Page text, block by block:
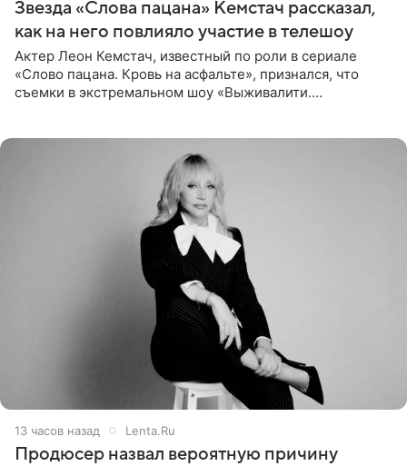
Звезда «Слова пацана» Кемстач рассказал,
как на него повлияло участие в телешоу
Актер Леон Кемстач, известный по роли в сериале
«Слово пацана. Кровь на асфальте», признался, что
съемки в экстремальном шоу «Выживалити.
13 часов назад Lenta.Ru
Продюсер назвал вероятную причину